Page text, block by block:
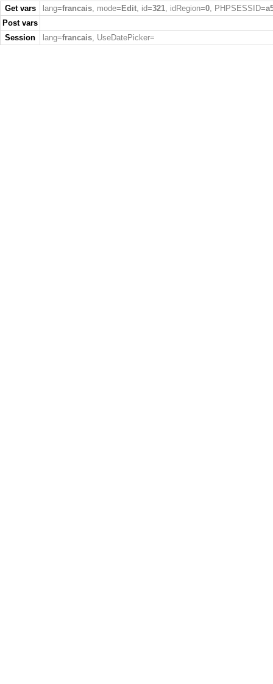
Get vars lang=francais, mode= Edit, id=321, idRegion=0, PHPSESSID=
Post vars
Session
lang=francais, UseDatePicker=